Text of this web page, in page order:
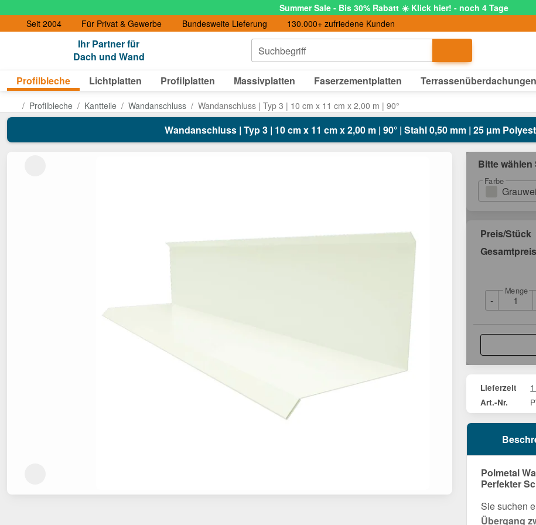
Summer Sale - Bis 30% Rabatt ☀️ Klick hier! - noch 4 Tage
Seit 2004
Für Privat & Gewerbe Bundesweite Lieferung 130.000+ zufriedene Kunden
Ihr Partner für
Dach und Wand
Suchbegriff
Profilbleche Lichtplatten Profilplatten Massivplatten Faserzementplatten Terrassenüberdachungen
Profilbleche Kantteile Wandanschluss Wandanschluss | Typ 3 | 10 cm x 11 cm x 2,00 m | 90°
Wandanschluss | Typ 3 | 10 cm x 11 cm x 2,00 m | 90° | Stahl 0,50 mm | 25 µm
Bitte wählen
Farbe
Preis/Stück
Gesamtpreis
-
Menge
Lieferzeit
Art.-Nr.
Polmetal
Perfekter
Sie suchen
Übergang